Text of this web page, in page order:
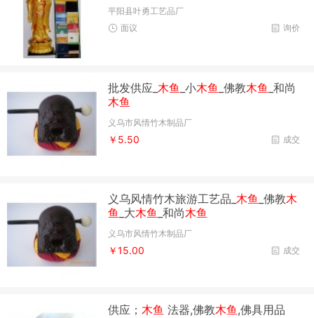
平阳县叶勇工艺品厂
询价
面议
批发供应_ 木鱼 _小木鱼 _佛教木鱼 _和尚
木鱼
义乌市风情竹木制品厂
成交
￥5.50
义乌风情竹木旅游工艺品_ 木鱼 _佛教木
鱼 _大木鱼 _和尚木鱼
义乌市风情竹木制品厂
成交
￥15.00
供应；木鱼 法器,佛教木鱼 ,佛具用品